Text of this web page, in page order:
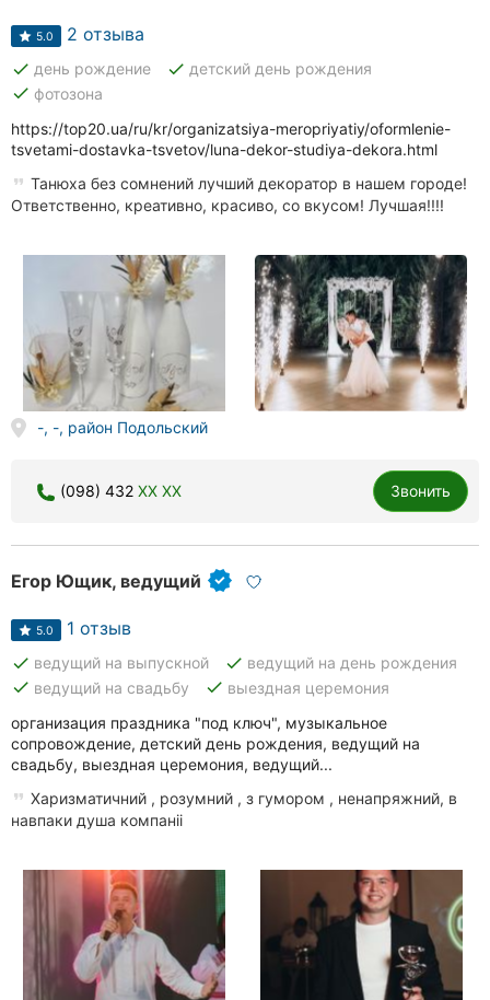
5.0 2 отзыва
done день рождение done детский день рождения
done фотозона
https://top20.ua/ru/kr/organizatsiya-meropriyatiy/oformlenie-
tsvetami-dostavka-tsvetov/luna-dekor-studiya-dekora.html
Танюха без сомнений лучший декоратор в нашем городе!
Ответственно, креативно, красиво, со вкусом! Лучшая!!!!
-, -, район Подольский
(098) 432 XX XX Звонить
Егор Ющик, ведущий
5.0 1 отзыв
done ведущий на выпускной done ведущий на день рождения
done ведущий на свадьбу done выездная церемония
организация праздника "под ключ", музыкальное
сопровождение, детский день рождения, ведущий на
свадьбу, выездная церемония, ведущий...
Харизматичний , розумний , з гумором , ненапряжний, в
навпаки душа компаніі